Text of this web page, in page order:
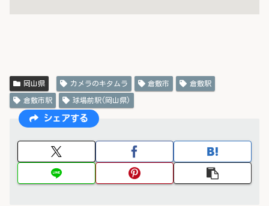
岡山県 カメラのキタムラ 倉敷市 倉敷駅
倉敷市駅 球場前駅(岡山県)
シェアする